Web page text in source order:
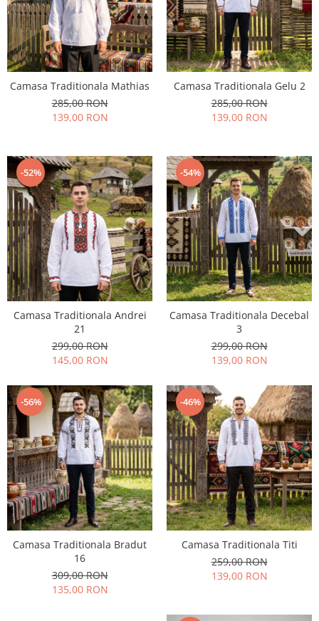
Tricouri
Treninguri
Ii traditionale
Rochii traditionale
Rochii Elegante
Fote & Catrinte
Incaltaminte
Jucarii
Camasa Traditionala Mathias
285,00 RON
139,00 RON
Camasa Traditionala Gelu 2
285,00 RON
139,00 RON
-52%
Camasa Traditionala Andrei
21
299,00 RON
145,00 RON
-54%
Camasa Traditionala Decebal
3
299,00 RON
139,00 RON
-56%
Camasa Traditionala Bradut
16
309,00 RON
135,00 RON
-46%
Camasa Traditionala Titi
259,00 RON
139,00 RON